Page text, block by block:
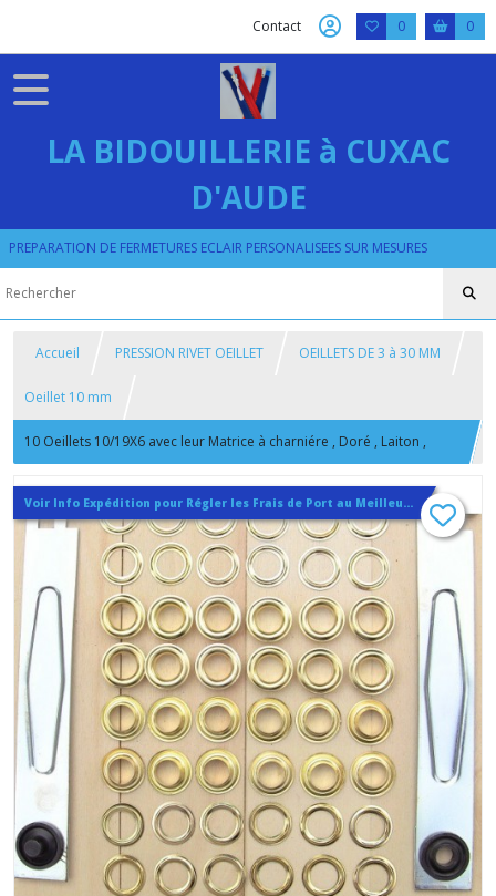
Contact 0 0
LA BIDOUILLERIE à CUXAC
D'AUDE
PREPARATION DE FERMETURES ECLAIR PERSONALISEES SUR MESURES
Accueil PRESSION RIVET OEILLET OEILLETS DE 3 à 30 MM
Oeillet 10 mm
10 Oeillets 10/19X6 avec leur Matrice à charniére , Doré , Laiton ,
Argenté , Oeillets 10 mm / 18mm
Voir Info Expédition pour Régler les Frais de Port au Meilleur Prix , En haut d'ecran à Droite